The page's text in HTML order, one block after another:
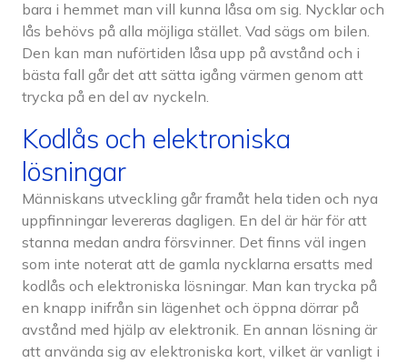
bara i hemmet man vill kunna låsa om sig. Nycklar och
lås behövs på alla möjliga stället. Vad sägs om bilen.
Den kan man nuförtiden låsa upp på avstånd och i
bästa fall går det att sätta igång värmen genom att
trycka på en del av nyckeln.
Kodlås och elektroniska
lösningar
Människans utveckling går framåt hela tiden och nya
uppfinningar levereras dagligen. En del är här för att
stanna medan andra försvinner. Det finns väl ingen
som inte noterat att de gamla nycklarna ersatts med
kodlås och elektroniska lösningar. Man kan trycka på
en knapp inifrån sin lägenhet och öppna dörrar på
avstånd med hjälp av elektronik. En annan lösning är
att använda sig av elektroniska kort, vilket är vanligt i